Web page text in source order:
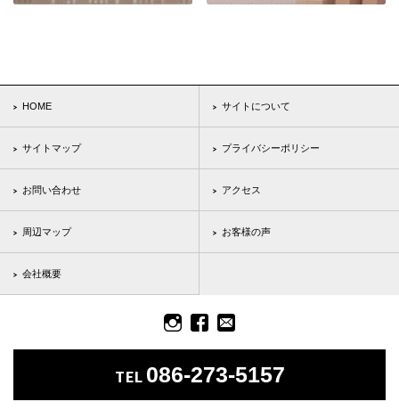
HOME サイトについて
サイトマップ プライバシーポリシー
お問い合わせ アクセス
周辺マップ お客様の声
会社概要
TEL086-273-5157